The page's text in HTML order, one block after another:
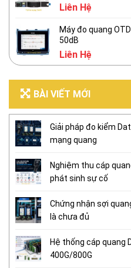
Liên Hệ
Máy đo quang
50dB
Liên Hệ
BÀI VIẾT MỚI
Giải pháp đo kiểm
mạng quang
Nghiệm thu cáp
phát sinh sự cố
Chứng nhận sợi
là chưa đủ
Hệ thống cáp quang
400G/800G